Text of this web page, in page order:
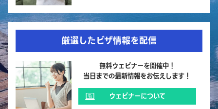
厳選したビザ情報を配信
無料ウェビナーを開催中！
当日までの最新情報をお伝えします！
ウェビナーについて